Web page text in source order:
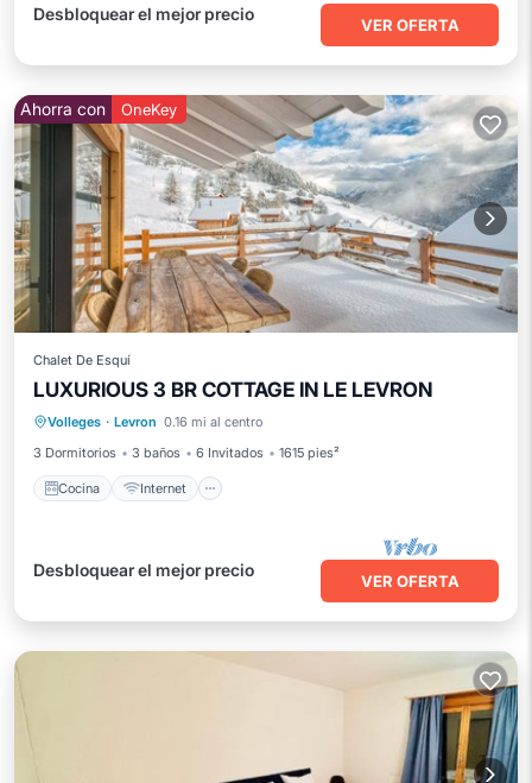
Desbloquear el mejor precio
VER OFERTA
Ahorra con OneKey
Chalet De Esquí
LUXURIOUS 3 BR COTTAGE IN LE LEVRON
Volleges · Levron 0.16 mi al centro
3 Dormitorios
3 baños 6 Invitados 1615 pies²
Cocina Internet
Cocina Internet
TV
Instalaciones de bienestar
Desbloquear el mejor precio
VER OFERTA